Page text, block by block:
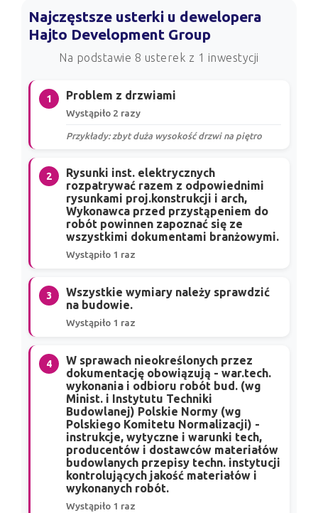
Najczęstsze usterki u dewelopera
Hajto Development Group
Na podstawie 8 usterek z 1 inwestycji
1 Problem z drzwiami
Wystąpiło 2 razy
Przykłady: zbyt duża wysokość drzwi na piętro
2
Rysunki inst. elektrycznych
rozpatrywać razem z odpowiednimi
rysunkami proj.konstrukcji i arch,
Wykonawca przed przystąpeniem do
robót powinnen zapoznać się ze
wszystkimi dokumentami branżowymi.
Wystąpiło 1 raz
3
Wszystkie wymiary należy sprawdzić
na budowie.
Wystąpiło 1 raz
4
W sprawach nieokreślonych przez
dokumentację obowiązują - war.tech.
wykonania i odbioru robót bud. (wg
Minist. i Instytutu Techniki
Budowlanej) Polskie Normy (wg
Polskiego Komitetu Normalizacji) -
instrukcje, wytyczne i warunki tech,
producentów i dostawców materiałów
budowlanych przepisy techn. instytucji
kontrolujących jakość materiałów i
wykonanych robót.
Wystąpiło 1 raz